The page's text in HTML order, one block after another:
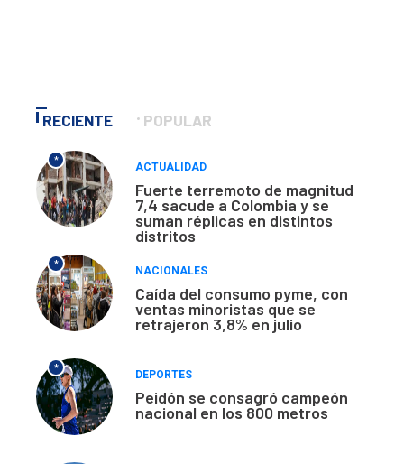
RECIENTE POPULAR
*
ACTUALIDAD
Fuerte terremoto de magnitud
7,4 sacude a Colombia y se
suman réplicas en distintos
distritos
*
NACIONALES
Caída del consumo pyme, con
ventas minoristas que se
retrajeron 3,8% en julio
*
DEPORTES
Peidón se consagró campeón
nacional en los 800 metros